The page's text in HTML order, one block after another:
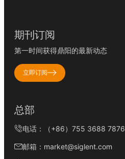
期刊订阅
第一时间获得鼎阳的最新动态
立即订阅
总部
电话：（+86）755 3688 7876
邮箱：market@siglent.com